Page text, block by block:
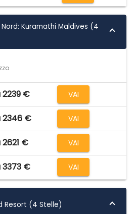
Kuramathi Maldives (4
2239 € VAI
2346 € VAI
2621 € VAI
3373 € VAI
Resort (4 Stelle)